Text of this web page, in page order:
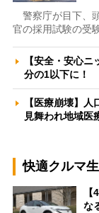
警察庁が目下、
官の採用試験の受
【安全・安心
分の1以下に！
【医療崩壊】
見舞われ地域
快適クルマ
な